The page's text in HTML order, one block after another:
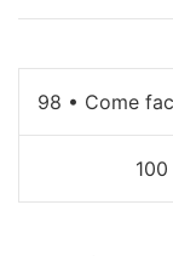
N
a
98 • Come